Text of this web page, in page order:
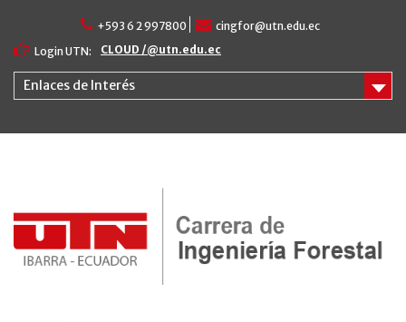
content
+593 6 2 997800
cingfor@utn.edu.ec
Login UTN:
CLOUD /@utn.edu.ec
Enlaces de Interés